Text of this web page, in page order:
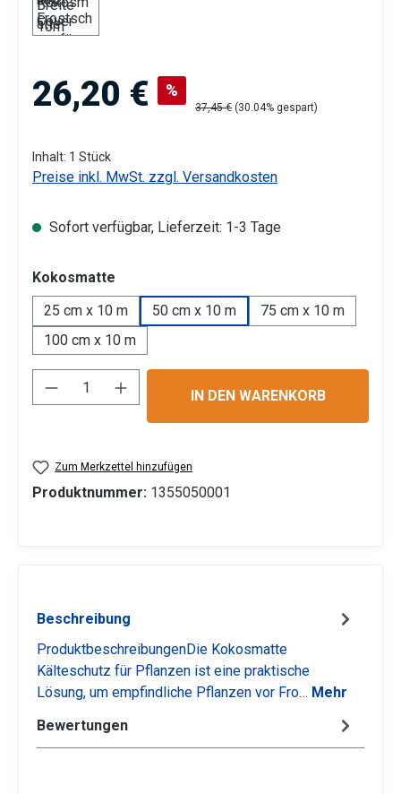
Verkaufspreis:
26,20 € %
Regulärer Preis:
37,45 € (30.04% gespart)
Inhalt: 1 Stück
Preise inkl. MwSt. zzgl. Versandkosten
Sofort verfügbar, Lieferzeit: 1-3 Tage
Kokosmatte
25 cm x 10 m
50 cm x 10 m
75 cm x 10 m
100 cm x 10 m
Produkt Anzahl: Gib den gewünschten
IN DEN WARENKORB
Zum Merkzettel hinzufügen
Produktnummer: 1355050001
Beschreibung
ProduktbeschreibungenDie Kokosmatte
Kälteschutz für Pflanzen ist eine praktische
Lösung, um empfindliche Pflanzen vor Fro… Mehr
Bewertungen